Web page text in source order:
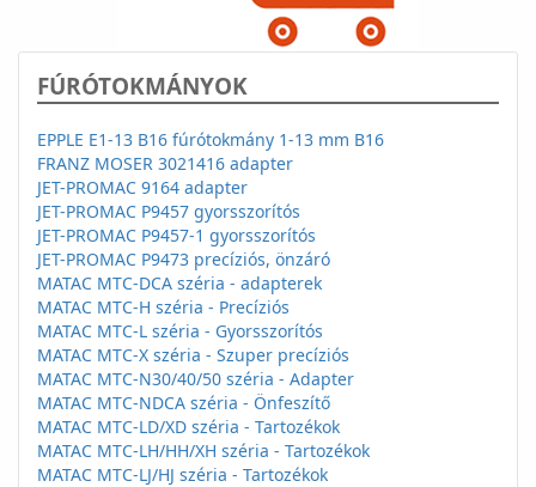
FÚRÓTOKMÁNYOK
EPPLE E1-13 B16 fúrótokmány 1-13 mm B16
FRANZ MOSER 3021416 adapter
JET-PROMAC 9164 adapter
JET-PROMAC P9457 gyorsszorítós
JET-PROMAC P9457-1 gyorsszorítós
JET-PROMAC P9473 precíziós, önzáró
MATAC MTC-DCA széria - adapterek
MATAC MTC-H széria - Precíziós
MATAC MTC-L széria - Gyorsszorítós
MATAC MTC-X széria - Szuper precíziós
MATAC MTC-N30/40/50 széria - Adapter
MATAC MTC-NDCA széria - Önfeszítő
MATAC MTC-LD/XD széria - Tartozékok
MATAC MTC-LH/HH/XH széria - Tartozékok
MATAC MTC-LJ/HJ széria - Tartozékok